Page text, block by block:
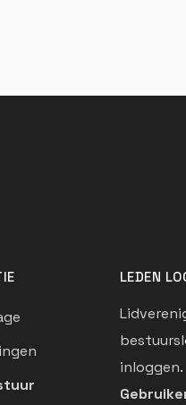
LEDEN
inloggen.